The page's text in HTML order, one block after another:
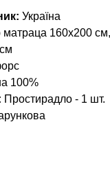
Україна
матраца 160х200
100%
Простирадло - 1 шт.